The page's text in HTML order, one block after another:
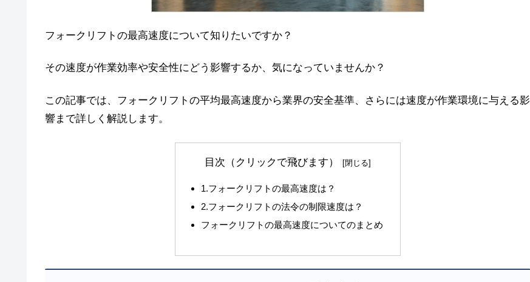
フォークリフトの最高速度について知りたいですか？
その速度が作業効率や安全性にどう影響するか、気になっていませんか？
この記事では、フォークリフトの平均最高速度から業界の安全基準、さらには速度が作業環境に与える影
響まで詳しく解説します。
目次（クリックで飛びます）
1.フォークリフトの最高速度は？
2.フォークリフトの法令の制限速度は？
フォークリフトの最高速度についてのまとめ